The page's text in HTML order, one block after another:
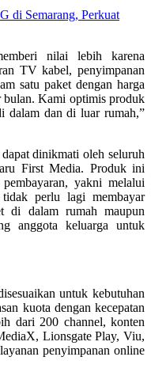
di Semarang, Perkuat
nilai lebih karena
TV kabel, penyimpanan
satu paket dengan harga
bulan. Kami optimis produk
dalam dan di luar rumah,”
dinikmati oleh seluruh
First Media. Produk ini
yakni melalui
perlu lagi membayar
di dalam rumah maupun
anggota keluarga untuk
untuk kebutuhan
kuota dengan kecepatan
dari 200 channel, konten
Lionsgate Play, Viu,
penyimpanan online